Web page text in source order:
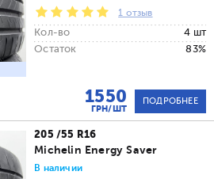
1 отзыв
Кол-во
4 шт
Остаток
83%
1550
ГРН/ШТ
ПОДРОБНЕЕ
205 /55 R16
Michelin Energy Saver
В наличии